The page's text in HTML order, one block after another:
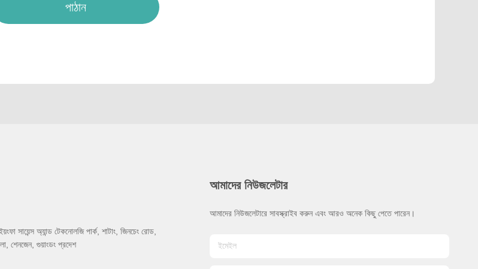
পাঠান
সায়েন্স অ্যান্ড টেকনোলজি পার্ক, শাটাং, জিনচেং রোড,
শেনজেন, গুয়াংডং প্রদেশ
আমাদের নিউজলেটার
আমাদের নিউজলেটারে সাবস্ক্রাইব করুন এবং আরও অনেক কিছু পেতে পারেন।